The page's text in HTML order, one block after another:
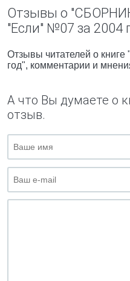
Отзывы о
"Если" №07 за 2004
Отзывы читателей о
год", комментарии и
А что Вы думаете о
отзыв.